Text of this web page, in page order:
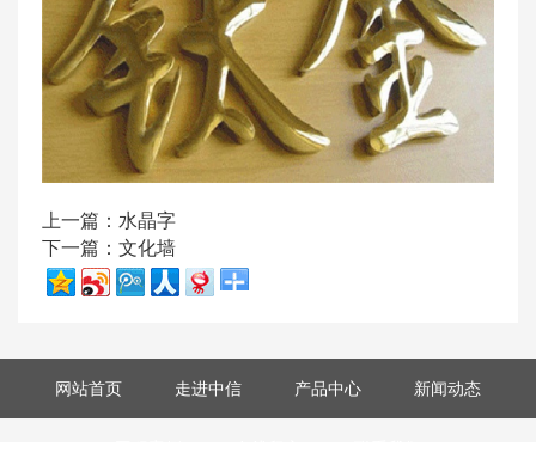
上一篇： 水晶字
下一篇： 文化墙
网站首页 走进中信 产品中心 新闻动态